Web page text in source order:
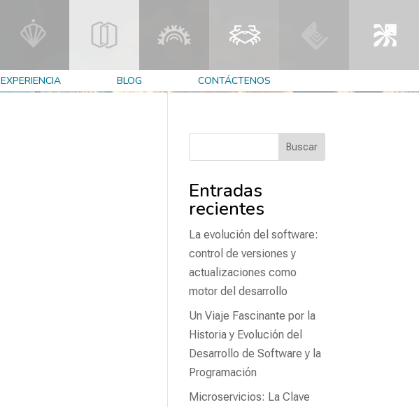
SOLUCIONES
EXPERIENCIA BLOG CONTÁCTENOS
Buscar
Entradas
recientes
La evolución del software:
control de versiones y
actualizaciones como
motor del desarrollo
Un Viaje Fascinante por la
Historia y Evolución del
Desarrollo de Software y la
Programación
Microservicios: La Clave